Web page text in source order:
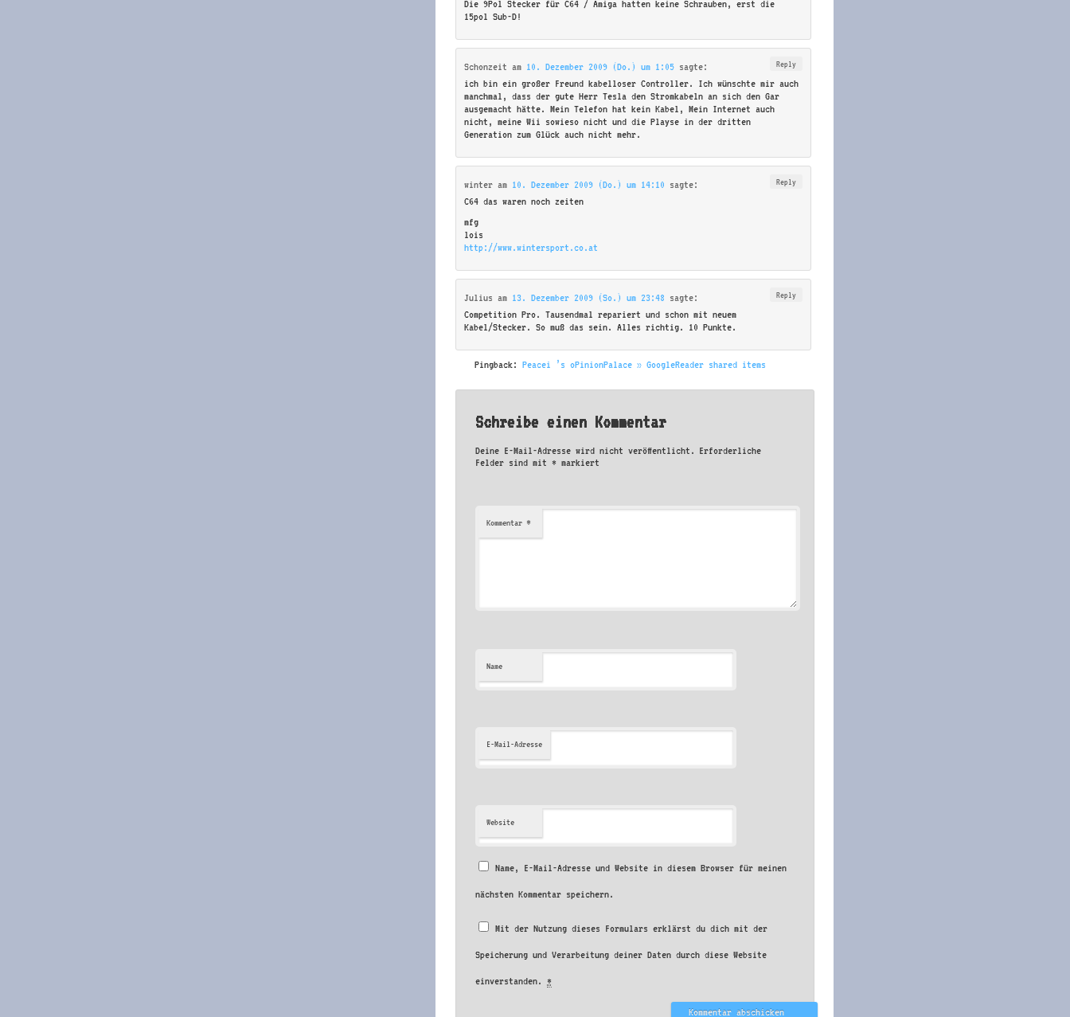
Die 9Pol Stecker für C64 / Amiga hatten keine Schrauben, erst die
15pol Sub-D!
Schonzeit am 10. Dezember 2009 (Do.) um 1:05 sagte: Reply
ich bin ein großer Freund kabelloser Controller. Ich wünschte mir auch
manchmal, dass der gute Herr Tesla den Stromkabeln an sich den Gar
ausgemacht hätte. Mein Telefon hat kein Kabel, Mein Internet auch
nicht, meine Wii sowieso nicht und die Playse in der dritten
Generation zum Glück auch nicht mehr.
winter am 10. Dezember 2009 (Do.) um 14:10 sagte: Reply
C64 das waren noch zeiten
mfg
lois
http://www.wintersport.co.at
Julius am 13. Dezember 2009 (So.) um 23:48 sagte: Reply
Competition Pro. Tausendmal repariert und schon mit neuem
Kabel/Stecker. So muß das sein. Alles richtig. 10 Punkte.
Pingback:Peacei ’s oPinionPalace » GoogleReader shared items
Schreibe einen Kommentar
Deine E-Mail-Adresse wird nicht veröffentlicht. Erforderliche
Felder sind mit * markiert
Kommentar *
Name
E-Mail-Adresse
Website
Name, E-Mail-Adresse und Website in diesem Browser für meinen
nächsten Kommentar speichern.
Mit der Nutzung dieses Formulars erklärst du dich mit der
Speicherung und Verarbeitung deiner Daten durch diese Website
einverstanden. *